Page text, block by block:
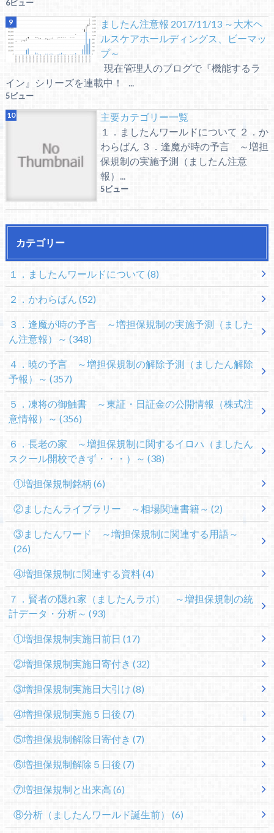
6ビュー
ましたん注意報 2017/11/13 ～大木ヘ
ルスケアホールディングス、ビーマッ
プ～
現在管理人のブログで『機能するラ
イン』シリーズを連載中！ ...
5ビュー
主要カテゴリー一覧
１．ましたんワールドについて ２．か
わらばん ３．逢魔が時の予言 ～増担
保規制の実施予測（ましたん注意
報）...
5ビュー
カテゴリー
１．ましたんワールドについて (8)
２．かわらばん (52)
３．逢魔が時の予言 ～増担保規制の実施予測（ました
ん注意報）～ (348)
４．暁の予言 ～増担保規制の解除予測（ましたん解除
予報）～ (357)
５．凍将の御触書 ～東証・日証金の公開情報（株式注
意情報）～ (356)
６．長老の家 ～増担保規制に関するイロハ（ましたん
スクール開校できず・・・）～ (38)
①増担保規制銘柄 (6)
②ましたんライブラリー ～相場関連書籍～ (2)
③ましたんワード ～増担保規制に関連する用語～
(26)
④増担保規制に関連する資料(4)
７．賢者の隠れ家（ましたんラボ） ～増担保規制の統
計データ・分析～ (93)
①増担保規制実施日前日 (17)
②増担保規制実施日寄付き (32)
③増担保規制実施日大引け (8)
④増担保規制実施５日後 (7)
⑤増担保規制解除日寄付き (7)
⑥増担保規制解除５日後 (7)
⑦増担保規制と出来高 (6)
⑧分析（ましたんワールド誕生前） (6)